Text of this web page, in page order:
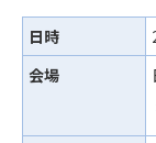
日時
会場